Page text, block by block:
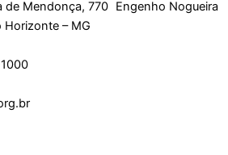
de Mendonça, 770 Engenho Nogueira
Horizonte – MG